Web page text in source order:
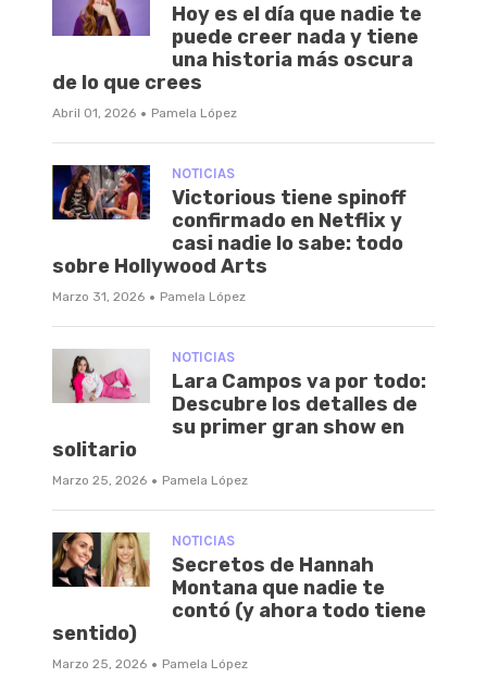
Hoy es el día que nadie te
puede creer nada y tiene
una historia más oscura
de lo que crees
Abril 01, 2026 · Pamela López
NOTICIAS
Victorious tiene spinoff
confirmado en Netflix y
casi nadie lo sabe: todo
sobre Hollywood Arts
Marzo 31, 2026 · Pamela López
NOTICIAS
Lara Campos va por todo:
Descubre los detalles de
su primer gran show en
solitario
Marzo 25, 2026 · Pamela López
NOTICIAS
Secretos de Hannah
Montana que nadie te
contó (y ahora todo tiene
sentido)
Marzo 25, 2026 · Pamela López